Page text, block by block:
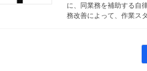
に、同業務を補助する⾃
務改善によって、作業ス